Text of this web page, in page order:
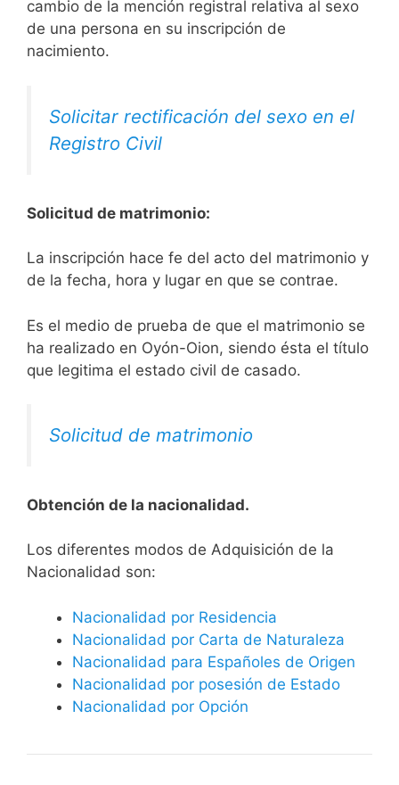
cambio de la mención registral relativa al sexo
de una persona en su inscripción de
nacimiento.
Solicitar rectificación del sexo en el
Registro Civil
Solicitud de matrimonio:
La inscripción hace fe del acto del matrimonio y
de la fecha, hora y lugar en que se contrae.
Es el medio de prueba de que el matrimonio se
ha realizado en Oyón-Oion, siendo ésta el título
que legitima el estado civil de casado.
Solicitud de matrimonio
Obtención de la nacionalidad.
​​​Los diferentes modos de Adquisición de la
Nacionalidad son:
Nacionalidad por Residencia
Nacionalidad por Carta de Naturaleza
Nacionalidad para Españoles de Origen
Nacionalidad por posesión de Estado
Nacionalidad por Opción